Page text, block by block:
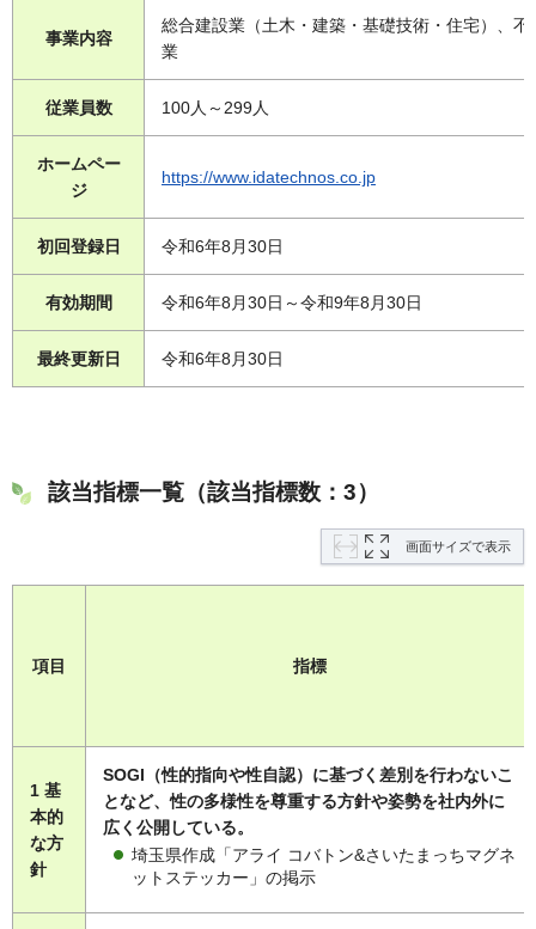
事業内容
総合建設業（土木・建築・基礎技術・住宅）、不
業
従業員数 100人～299人
ホームペー
ジ
https://www.idatechnos.co.jp
初回登録日 令和6年8月30日
有効期間 令和6年8月30日～令和9年8月30日
最終更新日 令和6年8月30日
該当指標一覧（該当指標数：3）
画面サイズで表示
項目 指標
1 基
本的
な方
針
SOGI（性的指向や性自認）に基づく差別を行わないこ
となど、性の多様性を尊重する方針や姿勢を社内外に
広く公開している。
埼玉県作成「アライ コバトン&さいたまっちマグネ
ットステッカー」の掲示